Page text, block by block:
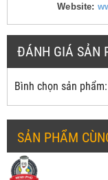
Website:
ĐÁNH GIÁ SẢN
Bình chọn sản phẩm:
SẢN PHẨM